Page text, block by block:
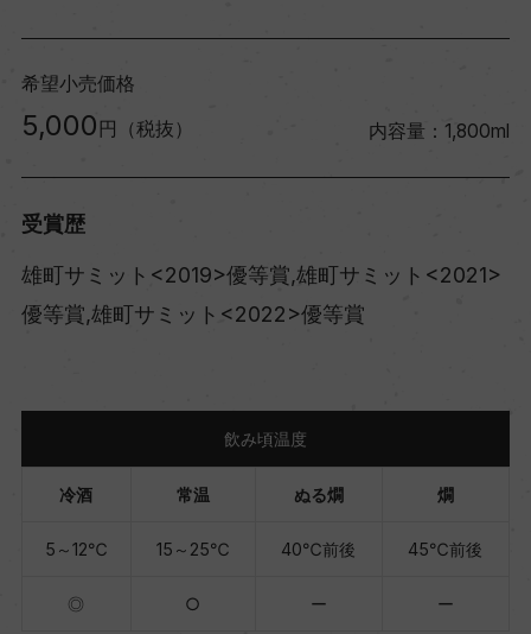
希望小売価格
5,000 円（税抜） 内容量：1,800ml
受賞歴
雄町サミット<2019>優等賞,雄町サミット<2021>
優等賞,雄町サミット<2022>優等賞
飲み頃温度
冷酒 常温 ぬる燗 燗
5～12℃ 15～25℃ 40℃前後 45℃前後
◎ ○ ー ー